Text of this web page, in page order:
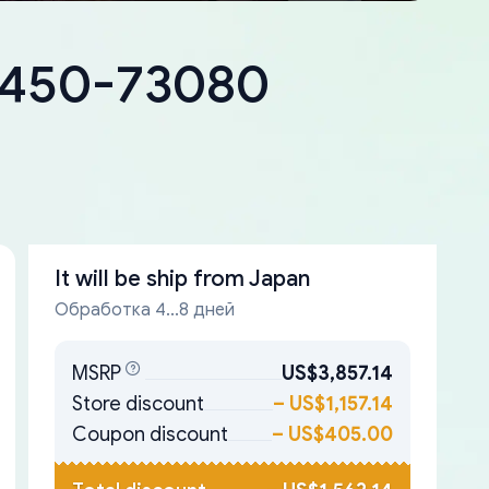
73080
It will be ship from Japan
Обработка 4...8 дней
MSRP
US$3,857.14
Store discount
– US$1,157.14
Coupon discount
– US$405.00